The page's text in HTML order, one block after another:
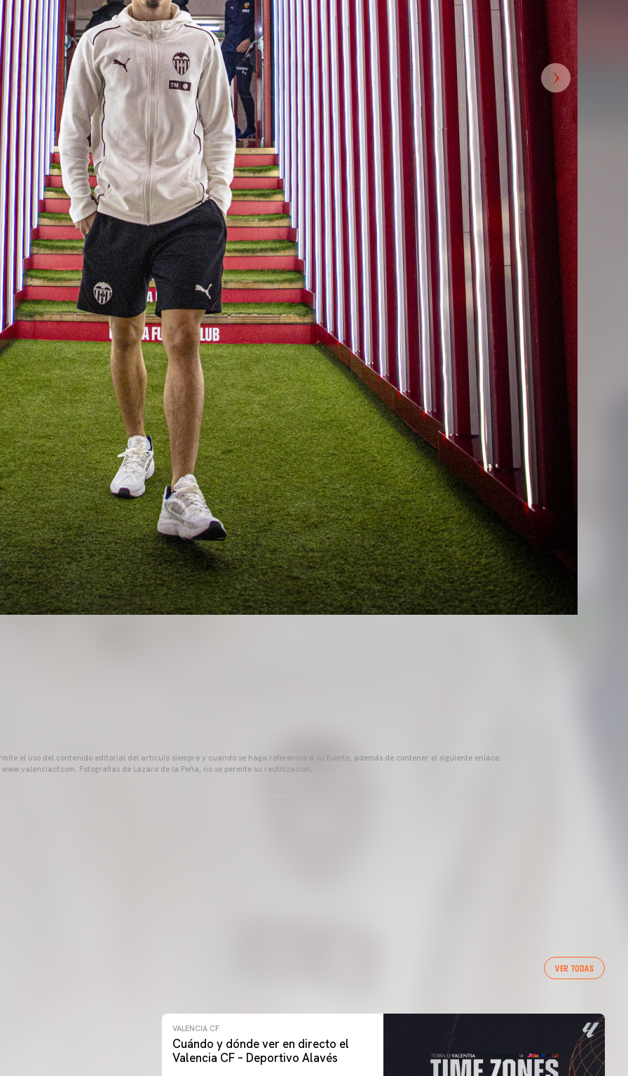
el uso del contenido editorial del artículo siempre y cuando se haga referencia a su fuente, además de contener el siguiente enlace:
www.valenciacf.com. Fotografías de Lázaro de la Peña, no se permite su reutilización.
VER TODAS
VALENCIA CF
Cuándo y dónde ver en directo el
Valencia CF – Deportivo Alavés